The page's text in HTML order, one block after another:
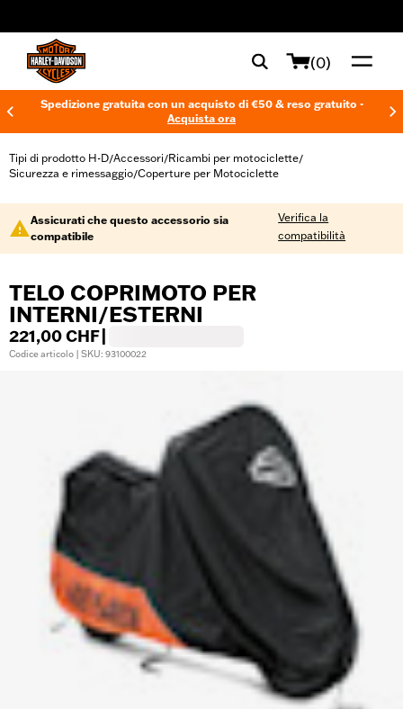
(0)
Spedizione gratuita con un acquisto di €50 & reso gratuito -
Acquista ora
Tipi di prodotto H-D/Accessori/Ricambi per motociclette/
Sicurezza e rimessaggio/Coperture per Motociclette
Assicurati che questo accessorio sia
compatibile
Verifica la
compatibilità
TELO COPRIMOTO PER
INTERNI/ESTERNI
221,00 CHF
Codice articolo | SKU: 93100022